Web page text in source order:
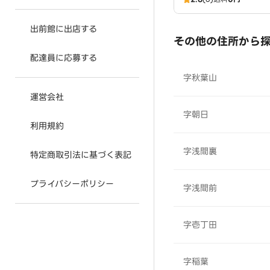
出前館に出店する
配達員に応募する
運営会社
利用規約
特定商取引法に基づく表記
プライバシーポリシー
その他の住所から
字秋葉山
字朝日
字浅間裏
字浅間前
字壱丁田
字稲葉